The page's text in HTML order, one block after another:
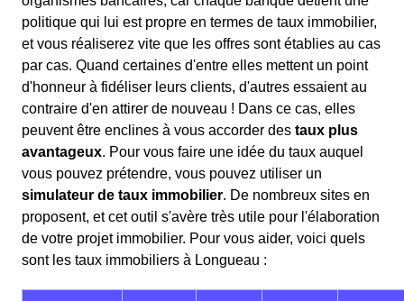
politique qui lui est propre en termes de taux immobilier,
et vous réaliserez vite que les offres sont établies au cas
par cas. Quand certaines d'entre elles mettent un point
d'honneur à fidéliser leurs clients, d'autres essaient au
contraire d'en attirer de nouveau ! Dans ce cas, elles
peuvent être enclines à vous accorder des taux plus
avantageux. Pour vous faire une idée du taux auquel
vous pouvez prétendre, vous pouvez utiliser un
simulateur de taux immobilier. De nombreux sites en
proposent, et cet outil s'avère très utile pour l'élaboration
de votre projet immobilier. Pour vous aider, voici quels
sont les taux immobiliers à Longueau :